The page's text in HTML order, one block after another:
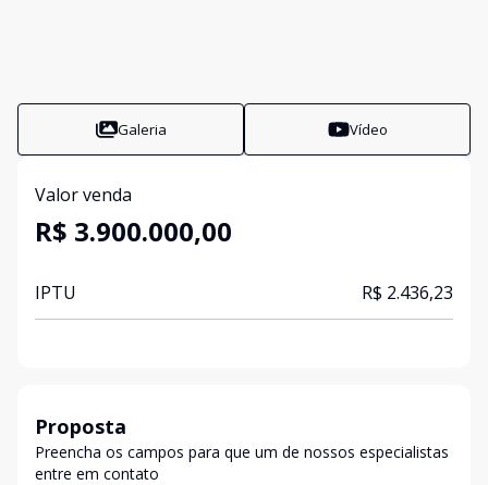
Galeria Vídeo
Valor venda
R$ 3.900.000,00
IPTU R$ 2.436,23
Proposta
Preencha os campos para que um de nossos especialistas
entre em contato